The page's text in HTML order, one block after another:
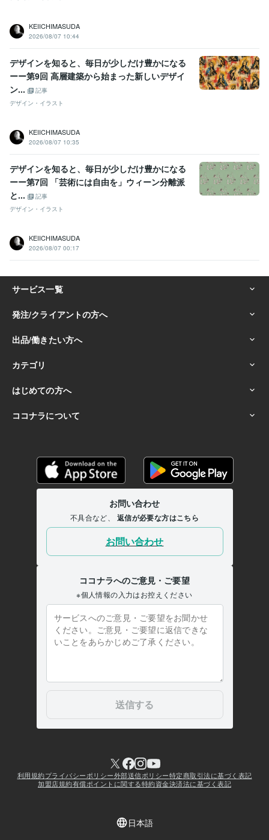
Webデザイン
KEIICHIMASUDA
2026/08/07 10:44
デザインを知ると、毎日が少しだけ豊かになる
ーー第9回 高層建築から始まった新しいデザイ
ン...
記事
デザイン・イラスト
KEIICHIMASUDA
2026/08/07 10:35
デザインを知ると、毎日が少しだけ豊かになる
ーー第7回 「芸術には自由を」ウィーン分離派
と...
記事
デザイン・イラスト
KEIICHIMASUDA
2026/08/07 00:17